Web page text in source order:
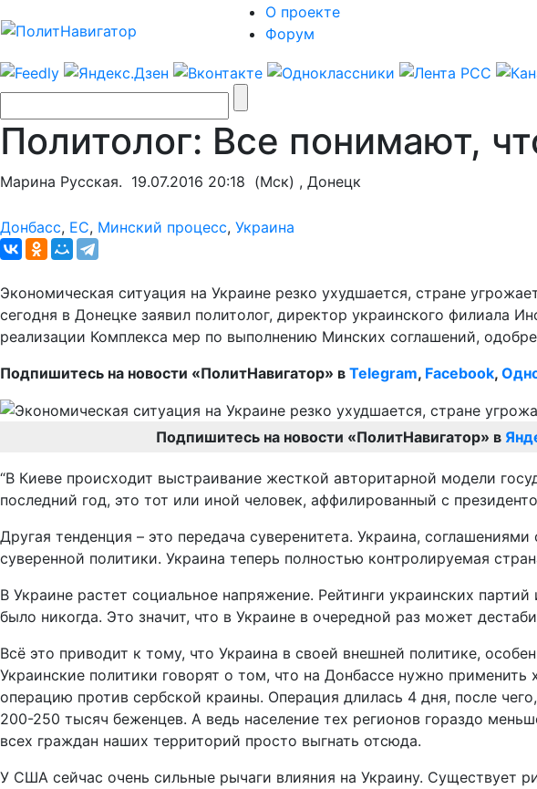
О проекте
Форум
Политолог: Все понимают,
Марина Русская. 19.07.2016 20:18 (Мск) , Донецк
Донбасс, ЕС, Минский процесс, Украина
Экономическая ситуация на Украине резко ухудшается, стране
сегодня в Донецке заявил политолог, директор украинского филиала
реализации Комплекса мер по выполнению Минских соглашений,
Подпишитесь на новости «ПолитНавигатор» в Telegram, Facebook,
Подпишитесь на новости «ПолитНавигатор» в
“В Киеве происходит выстраивание жесткой авторитарной модели
последний год, это тот или иной человек, аффилированный с
Другая тенденция – это передача суверенитета. Украина,
суверенной политики. Украина теперь полностью контролируемая
В Украине растет социальное напряжение. Рейтинги украинских
было никогда. Это значит, что в Украине в очередной раз может
Всё это приводит к тому, что Украина в своей внешней политике,
Украинские политики говорят о том, что на Донбассе нужно
операцию против сербской краины. Операция длилась 4 дня, после
200-250 тысяч беженцев. А ведь население тех регионов гораздо
всех граждан наших территорий просто выгнать отсюда.
У США сейчас очень сильные рычаги влияния на Украину. Существует